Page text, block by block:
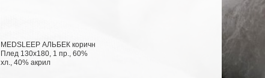
MEDSLEEP АЛЬБЕК коричн
Плед 130x180, 1 пр., 60%
хл., 40% акрил